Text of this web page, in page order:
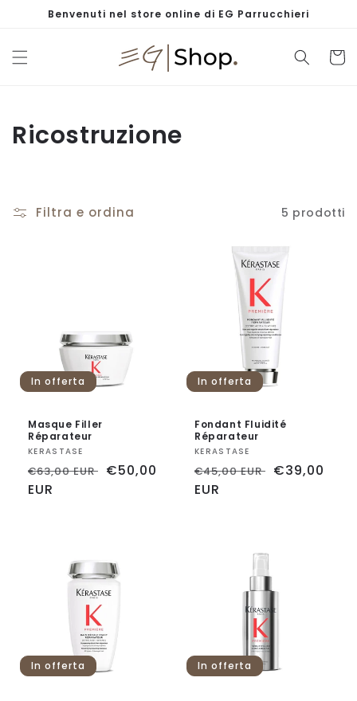
direttamente
Benvenuti nel store online di EG Parrucchieri
C
n
Ricostruzione
Filtra e ordina 5 prodotti
In offerta
Masque Filler
Réparateur
Fornitore:
KERASTASE
Prezzo
di
€63,00 EUR Prezzo
€50,00
EUR
In offerta
Fondant Fluidité
Réparateur
Fornitore:
KERASTASE
Prezzo
di
€45,00 EUR Prezzo
€39,00
EUR
In offerta In offerta